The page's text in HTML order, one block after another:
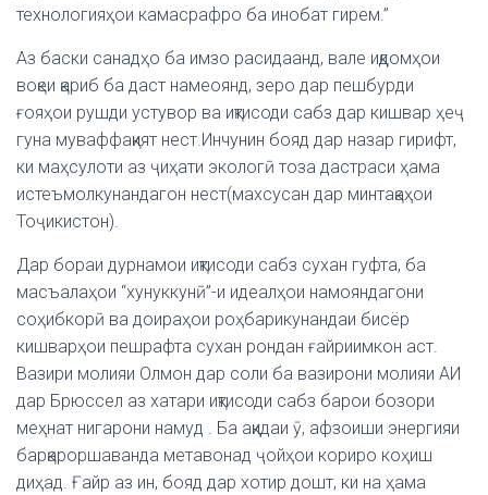
технологияҳои камасрафро ба инобат гирем.”
Аз баски санадҳо ба имзо расидаанд, вале иқдомҳои
воқеи қариб ба даст намеоянд, зеро дар пешбурди
ғояҳои рушди устувор ва иқтисоди сабз дар кишвар ҳеҷ
гуна муваффақият нест.Инчунин бояд дар назар гирифт,
ки маҳсулоти аз ҷиҳати экологӣ тоза дастраси ҳама
истеъмолкунандагон нест(махсусан дар минтақаҳои
Тоҷикистон).
Дар бораи дурнамои иқтисоди сабз сухан гуфта, ба
масъалаҳои “хунуккунӣ”-и идеалҳои намояндагони
соҳибкорӣ ва доираҳои роҳбарикунандаи бисёр
кишварҳои пешрафта сухан рондан ғайриимкон аст.
Вазири молияи Олмон дар соли ба вазирони молияи АИ
дар Брюссел аз хатари иқтисоди сабз барои бозори
меҳнат нигарони намуд . Ба ақидаи ӯ, афзоиши энергияи
барқароршаванда метавонад ҷойҳои кориро коҳиш
диҳад. Ғайр аз ин, бояд дар хотир дошт, ки на ҳама